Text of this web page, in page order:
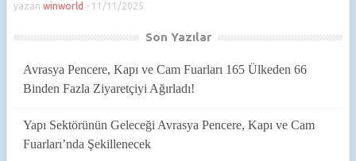
yazan winworld - 11/11/2025
Son Yazılar
Avrasya Pencere, Kapı ve Cam Fuarları 165 Ülkeden 66
Binden Fazla Ziyaretçiyi Ağırladı!
Yapı Sektörünün Geleceği Avrasya Pencere, Kapı ve Cam
Fuarları’nda Şekillenecek